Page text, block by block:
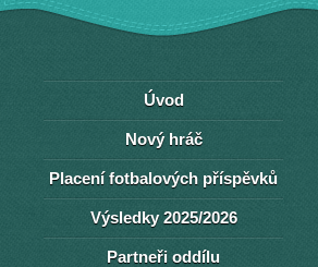
Úvod
Nový hráč
Placení fotbalových příspěvků
Výsledky 2025/2026
Partneři oddílu